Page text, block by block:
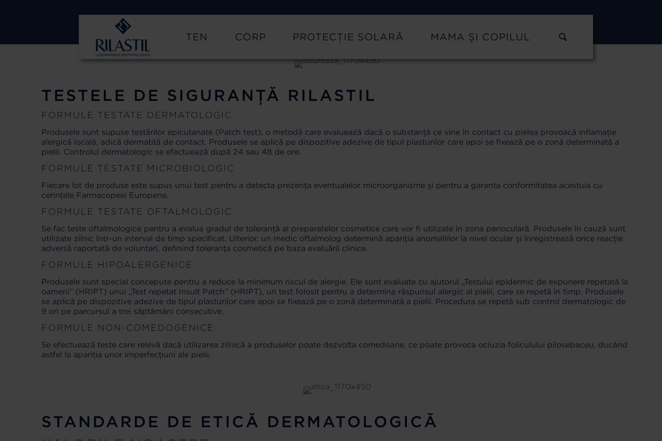
TEN CORP PROTECȚIE SOLARĂ MAMA ȘI COPILUL
TESTELE DE SIGURANȚĂ RILASTIL
FORMULE TESTATE DERMATOLOGIC
Produsele sunt supuse testărilor epicutanate (Patch test), o metodă care evaluează dacă o substanță ce vine în contact cu pielea provoacă inflamație
alergică locală, adică dermatită de contact. Produsele se aplică pe dispozitive adezive de tipul plasturilor care apoi se fixează pe o zonă determinată a
pielii. Controlul dermatologic se efectuează după 24 sau 48 de ore.
FORMULE TESTATE MICROBIOLOGIC
Fiecare lot de produse este supus unui test pentru a detecta prezența eventualelor microorganisme și pentru a garanta conformitatea acestuia cu
cerințele Farmacopeei Europene.
FORMULE TESTATE OFTALMOLOGIC
Se fac teste oftalmologice pentru a evalua gradul de toleranță al preparatelor cosmetice care vor fi utilizate în zona perioculară. Produsele în cauză sunt
utilizate zilnic într-un interval de timp specificat. Ulterior, un medic oftalmolog determină apariția anomaliilor la nivel ocular și înregistrează orice reacție
adversă raportată de voluntari, definind toleranța cosmetică pe baza evaluării clinice.
FORMULE HIPOALERGENICE
Produsele sunt special concepute pentru a reduce la minimum riscul de alergie. Ele sunt evaluate cu ajutorul „Testului epidermic de expunere repetată la
oameni” (HRIPT) unui „Test repetat Insult Patch” (HRIPT), un test folosit pentru a determina răspunsul alergic al pielii, care se repetă în timp. Produsele
se aplică pe dispozitive adezive de tipul plasturilor care apoi se fixează pe o zonă determinată a pielii. Procedura se repetă sub control dermatologic de
9 ori pe parcursul a trei săptămâni consecutive.
FORMULE NON-COMEDOGENICE
Se efectuează teste care relevă dacă utilizarea zilnică a produselor poate dezvolta comedoane, ce poate provoca ocluzia foliculului pilosebaceu, ducând
astfel la apariția unor imperfecțiuni ale pielii.
STANDARDE DE ETICĂ DERMATOLOGICĂ